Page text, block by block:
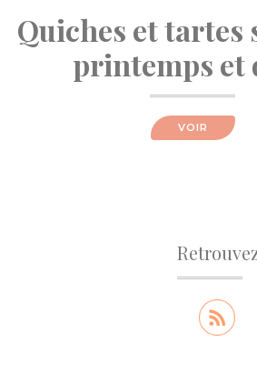
Quiches et tartes
printemps et
VOIR